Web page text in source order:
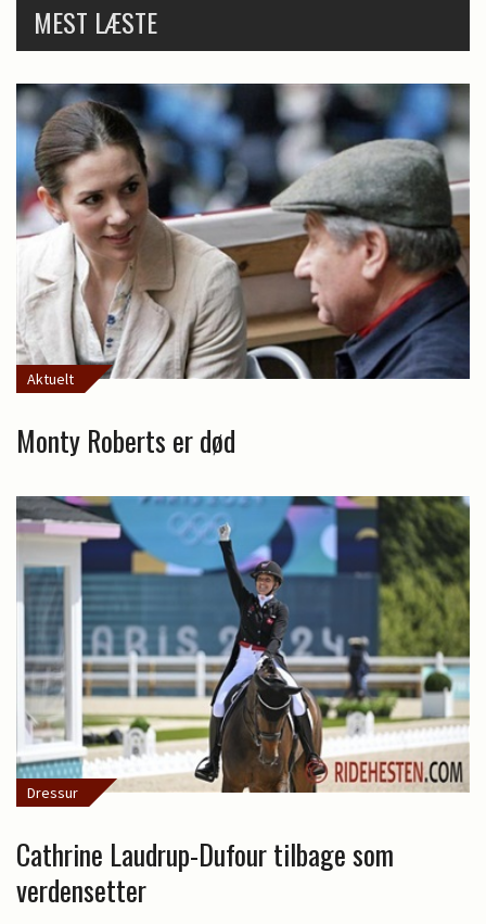
MEST LÆSTE
Aktuelt
Monty Roberts er død
Dressur
Cathrine Laudrup-Dufour tilbage som
verdensetter